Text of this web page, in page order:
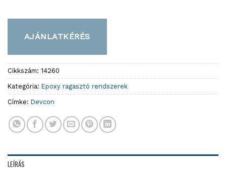
AJÁNLATKÉRÉS
Cikkszám: 14260
Kategória: Epoxy ragasztó rendszerek
Címke: Devcon
LEÍRÁS